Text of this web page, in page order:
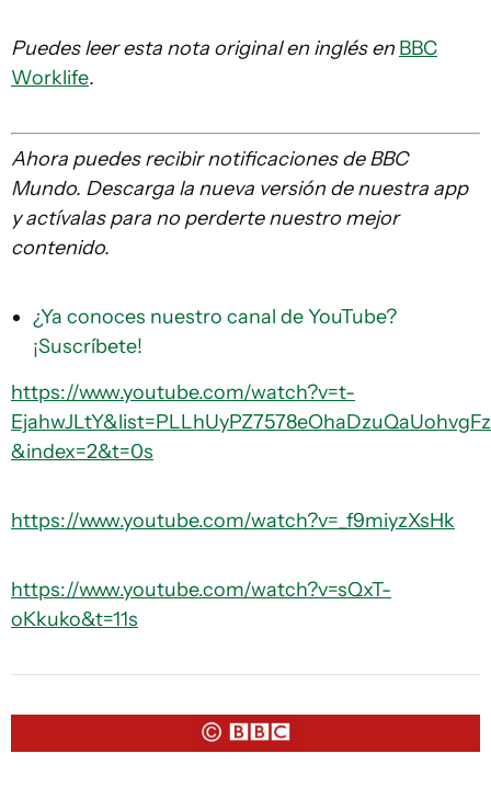
Puedes leer esta nota original en inglés enBBC
Worklife.
Ahora puedes recibir notificaciones de BBC
Mundo. Descarga la nueva versión de nuestra app
y actívalas para no perderte nuestro mejor
contenido.
¿Ya conoces nuestro canal de YouTube?
¡Suscríbete!
https://www.youtube.com/watch?v=t-
&index=2&t=0s
https://www.youtube.com/watch?v=_f9miyzXsHk
https://www.youtube.com/watch?v=sQxT-
oKkuko&t=11s